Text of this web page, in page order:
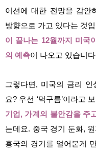
이션에 대한 전망을 감안
방향으로 가고 있다는 것
이 끝나는 12월까지 미국
의 예측이 나오고 있습니
그렇다면, 미국의 금리
요? 우선 ‘먹구름’이라고
기업, 가계의 불안감을 주
는데요. 중국 경기 둔화,
흥국의 경기를 얼어붙게